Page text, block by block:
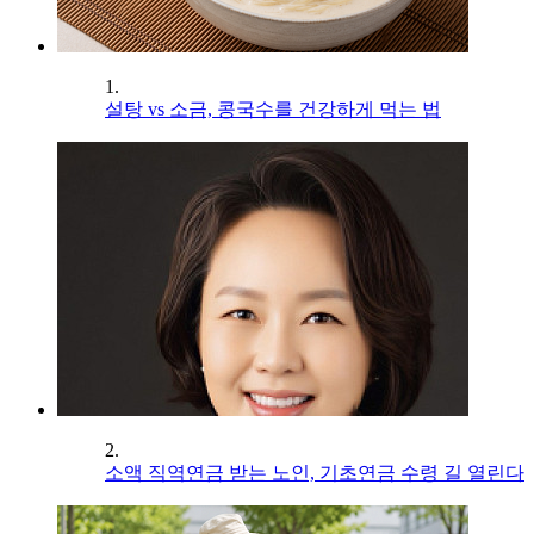
1.
설탕 vs 소금, 콩국수를 건강하게 먹는 법
2.
소액 직역연금 받는 노인, 기초연금 수령 길 열린다